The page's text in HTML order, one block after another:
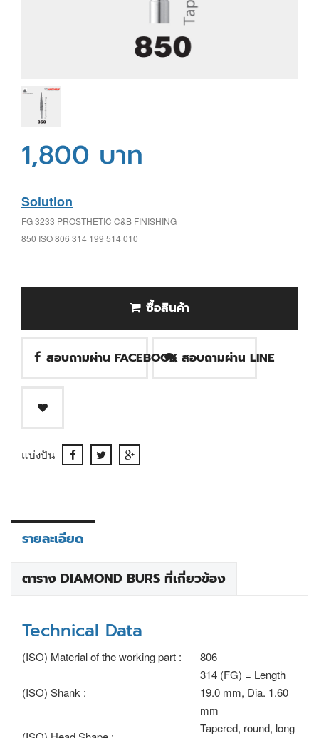
1,800 บาท
Solution
FG 3233 PROSTHETIC C&B FINISHING
850 ISO 806 314 199 514 010
ซื้อสินค้า
สอบถามผ่าน FACEBOOK สอบถามผ่าน LINE
แบ่งปัน
รายละเอียด
ตาราง DIAMOND BURS ที่เกี่ยวข้อง
Technical Data
(ISO) Material of the working part : 806
(ISO) Shank :
314 (FG) = Length
19.0 mm, Dia. 1.60
mm
Tapered, round, long